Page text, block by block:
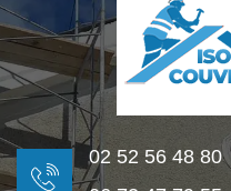
02 52 56 48 80